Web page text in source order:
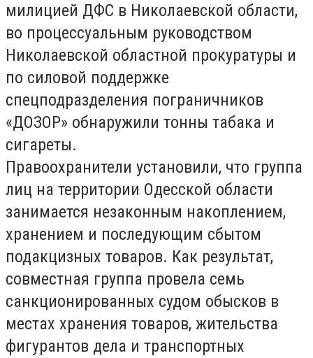
милицией ДФС в Николаевской области,
во процессуальным руководством
Николаевской областной прокуратуры и
по силовой поддержке
спецподразделения пограничников
«ДОЗОР» обнаружили тонны табака и
сигареты.
Правоохранители установили, что группа
лиц на территории Одесской области
занимается незаконным накоплением,
хранением и последующим сбытом
подакцизных товаров. Как результат,
совместная группа провела семь
санкционированных судом обысков в
местах хранения товаров, жительства
фигурантов дела и транспортных